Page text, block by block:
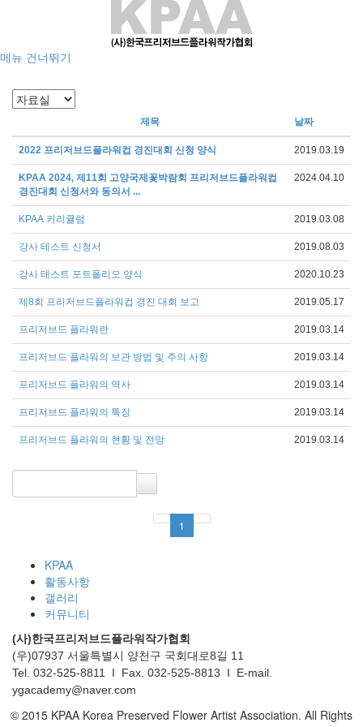
메뉴 건너뛰기
제목 날짜
2022 프리저브드플라워컵 경진대회 신청 양식 2019.03.19
KPAA 2024, 제11회 고양국제꽃박람회 프리저브드플라워컵
경진대회 신청서와 동의서 ...
2024.04.10
KPAA 커리큘럼 2019.03.08
강사 테스트 신청서 2019.08.03
강사 테스트 포트폴리오 양식 2020.10.23
제8회 프리저브드플라워컵 경진 대회 보고 2019.05.17
프리저브드 플라워란 2019.03.14
프리저브드 플라워의 보관 방법 및 주의 사항 2019.03.14
프리저브드 플라워의 역사 2019.03.14
프리저브드 플라워의 특징 2019.03.14
프리저브드 플라워의 현황 및 전망 2019.03.14
1
KPAA
활동사항
갤러리
커뮤니티
(사)한국프리저브드플라워작가협회
(우)07937 서울특별시 양천구 국회대로8길 11
Tel. 032-525-8811 I Fax. 032-525-8813 I E-mail.
ygacademy@naver.com
© 2015 KPAA Korea Preserved Flower Artist Association. All Rights